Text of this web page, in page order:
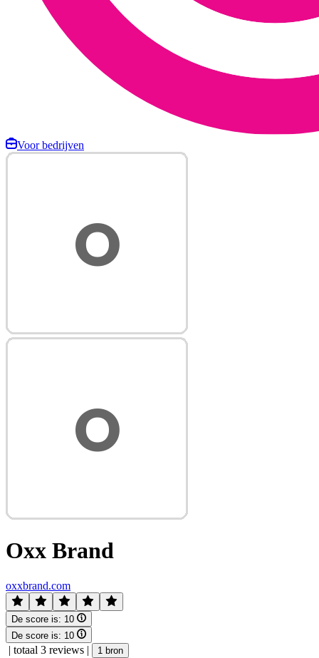
Voor bedrijven
Oxx Brand
oxxbrand.com
De score is: 10
De score is: 10
| totaal 3 reviews | 1 bron